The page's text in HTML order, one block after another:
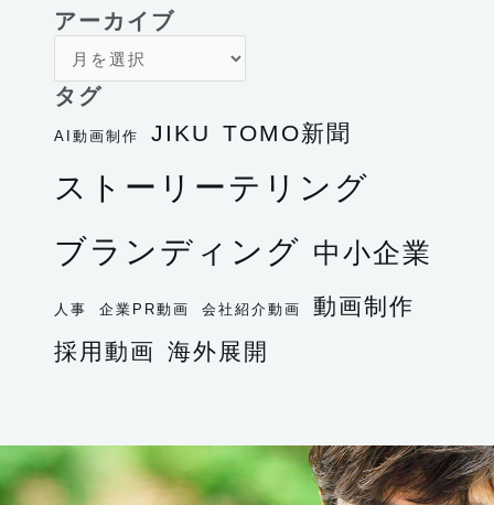
アーカイブ
タグ
AI動画制作 JIKU TOMO新聞
ストーリーテリング
ブランディング 中小企業
人事 企業PR動画 会社紹介動画
動画制作
採用動画 海外展開